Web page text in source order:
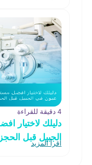
4 دقيقة للقراءة
دليلك لاختيار
الجبيل قبل الحجز
اقرأ المزيد